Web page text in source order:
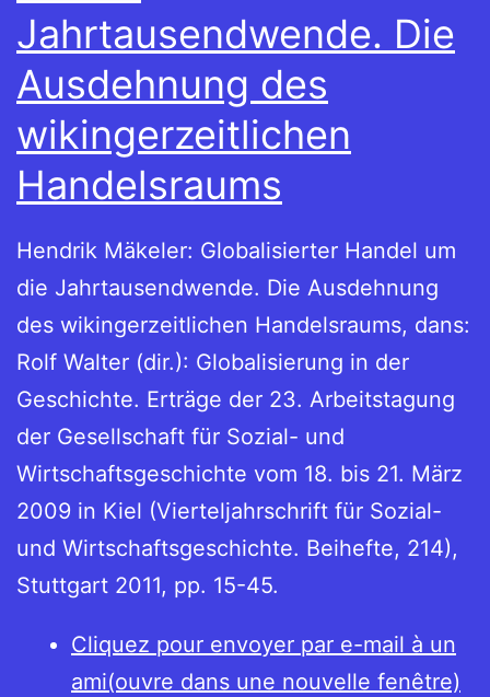
Jahrtausendwende. Die
Ausdehnung des
wikingerzeitlichen
Handelsraums
Hendrik Mäkeler: Globalisierter Handel um
die Jahrtausendwende. Die Ausdehnung
des wikingerzeitlichen Handelsraums, dans:
Rolf Walter (dir.): Globalisierung in der
Geschichte. Erträge der 23. Arbeitstagung
der Gesellschaft für Sozial- und
Wirtschaftsgeschichte vom 18. bis 21. März
2009 in Kiel (Vierteljahrschrift für Sozial-
und Wirtschaftsgeschichte. Beihefte, 214),
Stuttgart 2011, pp. 15-45.
Cliquez pour envoyer par e-mail à un
ami(ouvre dans une nouvelle fenêtre)